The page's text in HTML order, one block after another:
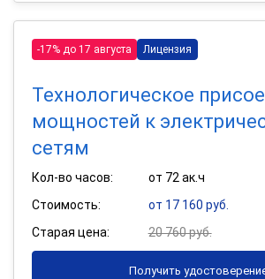
-17% до 17 августа Лицензия
Технологическое
мощностей к
сетям
Кол-во часов:
от 72 ак.ч
Стоимость:
от 17 160 руб.
Старая цена:
20 760 руб.
Получить